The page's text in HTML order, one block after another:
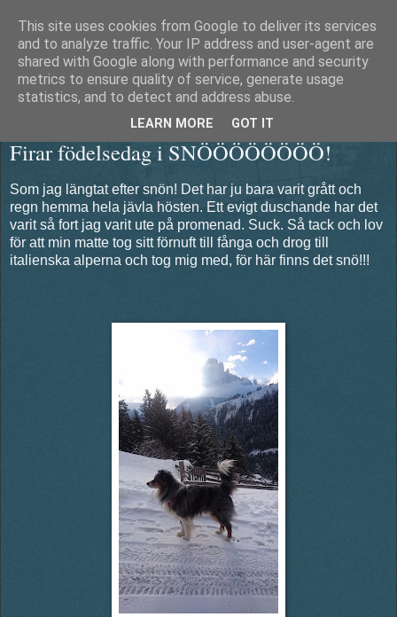
Äventyrshunden Diesel
Firar födelsedag i SNÖÖÖÖÖÖÖÖ!
Som jag längtat efter snön! Det har ju bara varit grått och
regn hemma hela jävla hösten. Ett evigt duschande har det
varit så fort jag varit ute på promenad. Suck. Så tack och lov
för att min matte tog sitt förnuft till fånga och drog till
italienska alperna och tog mig med, för här finns det snö!!!
This site uses cookies from Google to deliver its services
and to analyze traffic. Your IP address and user-agent are
shared with Google along with performance and security
metrics to ensure quality of service, generate usage
statistics, and to detect and address abuse.
LEARN MORE GOT IT